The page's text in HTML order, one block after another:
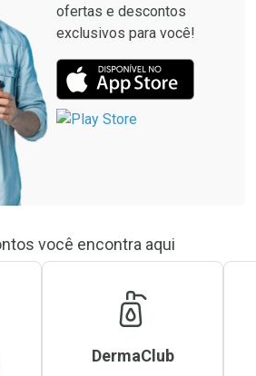
ofertas e descontos
exclusivos para você!
você encontra aqui
DermaClub